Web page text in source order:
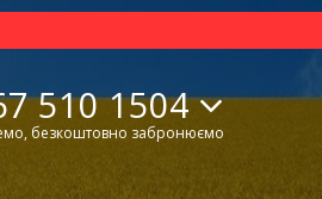
510 1504
безкоштовно забронюємо